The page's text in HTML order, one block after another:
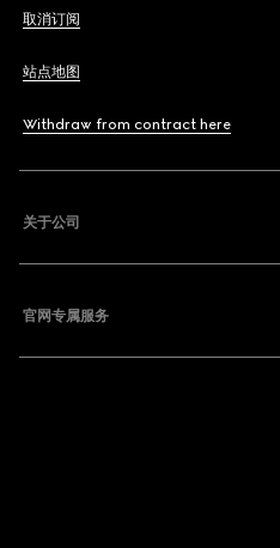
取消订阅
站点地图
Withdraw from contract here
关于公司
官网专属服务